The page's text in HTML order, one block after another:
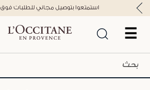
☰
استمتعوا بتوصيل مجاني للطلبات فوق 25 د.ك